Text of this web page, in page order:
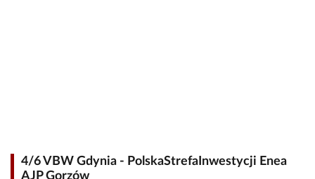
4/6 VBW Gdynia - PolskaStrefaInwestycji Enea
AJP Gorzów